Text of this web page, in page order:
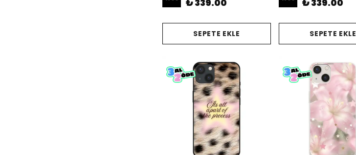
₺ 339.00
SEPETE EKLE
₺ 339.00
SEPETE EKLE